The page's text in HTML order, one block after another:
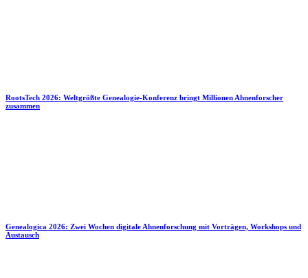
RootsTech 2026: Weltgrößte Genealogie-Konferenz bringt Millionen Ahnenforscher
zusammen
Genealogica 2026: Zwei Wochen digitale Ahnenforschung mit Vorträgen, Workshops und
Austausch